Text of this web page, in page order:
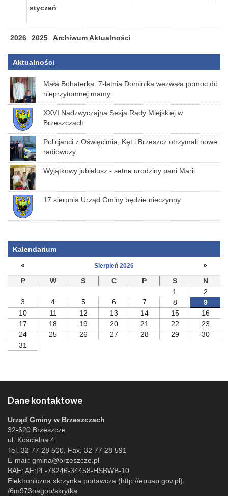
styczeń
2026 2025 Archiwum Aktualności
Aktualności
Mała Bohaterka. 7-letnia Dominika wezwała pomoc do
nieprzytomnej mamy
XXVI Nadzwyczajna Sesja Rady Miejskiej w
Brzeszczach
Policjanci z Oświęcimia, Kęt i Brzeszcz otrzymali nowe
radiowozy
Wyjątkowy jubielusz - setne urodziny pani Marii
17 sierpnia Urząd Gminy będzie nieczynny
Kalendarium
«
Sierpień 2026
»
P
W S C P S
N
1
2
3
4 5 6 7 8
9
10
11 12 13 14 15
16
17
18 19 20 21 22
23
24
25 26 27 28 29
30
31
Dane kontaktowe
Urząd Gminy w Brzeszczach
32-620 Brzeszcze
ul. Kościelna 4
Tel. 32 77 28 500, Fax. 32 77 28 591
E-mail: gmina@brzeszcze.pl
BAE: AE:PL-78246-34458-HSBWB-10
Elektroniczna skrzynka podawcza (http://epuap.gov.pl):
/6m973oagob/skrytka